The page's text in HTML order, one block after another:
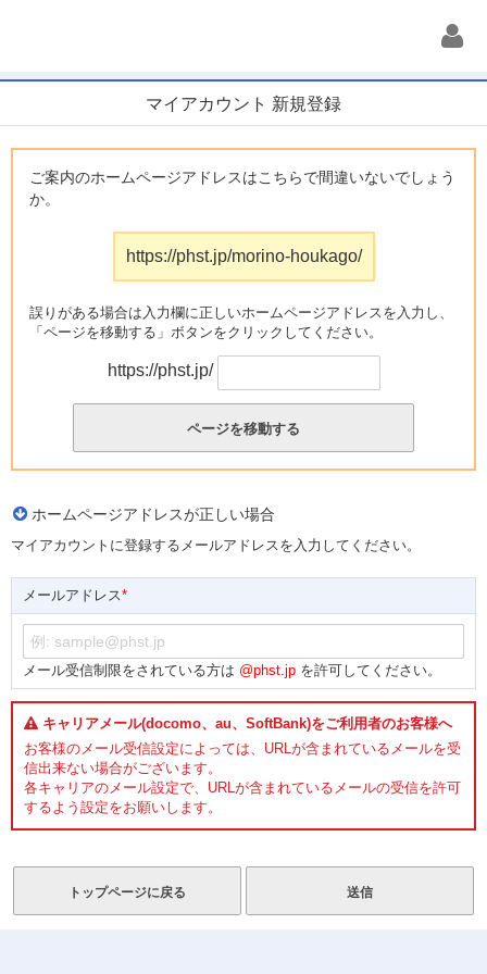
マイアカウント 新規登録
ご案内のホームページアドレスはこちらで間違いないでしょう
か。
https://phst.jp/morino-houkago/
誤りがある場合は入力欄に正しいホームページアドレスを入力し、
「ページを移動する」ボタンをクリックしてください。
https://phst.jp/
ホームページアドレスが正しい場合
マイアカウントに登録するメールアドレスを入力してください。
メールアドレス*
メール受信制限をされている方は @phst.jp を許可してください。
キャリアメール(docomo、au、SoftBank)をご利用者のお客様へ
お客様のメール受信設定によっては、URLが含まれているメールを受
信出来ない場合がございます。
各キャリアのメール設定で、URLが含まれているメールの受信を許可
するよう設定をお願いします。